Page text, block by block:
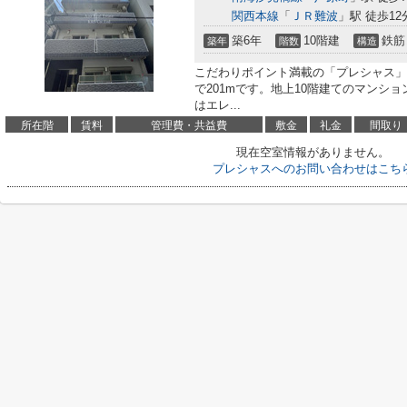
関西本線 「 ＪＲ難波 」駅 徒歩12
築年 築6年 階数 10階建 構造 鉄
こだわりポイント満載の「プレシャス
で201mです。地上10階建てのマンシ
はエレ...
所在階 賃料 管理費・共益費 敷金 礼金 間取り
現在空室情報がありません。
プレシャスへのお問い合わせはこち